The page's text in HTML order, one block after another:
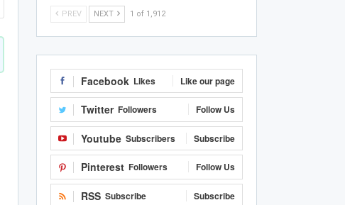
PREV NEXT 1 of 1,912
Facebook Likes Like our page
Twitter Followers Follow Us
Youtube Subscribers Subscribe
Pinterest Followers Follow Us
RSS Subscribe Subscribe